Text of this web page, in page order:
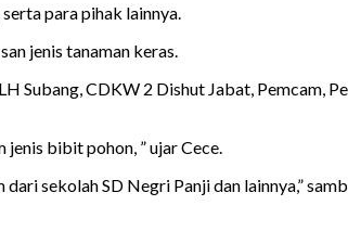
para pihak lainnya.
jenis tanaman keras.
Subang, CDKW 2 Dishut Jabat, Pemcam,
jenis bibit pohon, ” ujar Cece.
sekolah SD Negri Panji dan lainnya,”